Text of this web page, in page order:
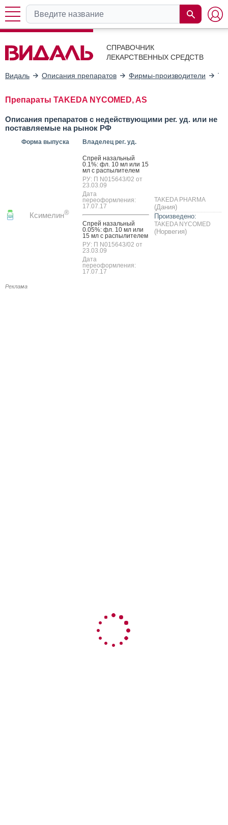
СПРАВОЧНИК
ЛЕКАРСТВЕННЫХ СРЕДСТВ
Видаль Описания препаратов Фирмы-производители
Препараты TAKEDA NYCOMED, AS
Описания препаратов с недействующими рег. уд. или не
поставляемые на рынок РФ
Форма выпуска Владелец рег. уд.
Ксимелин®
Спрей на­заль­ный
0.1%: фл. 10 мл или 15
мл с рас­пы­лите­лем
РУ: П N015643/02 от
23.03.09
Дата
переоформления:
17.07.17
Спрей на­заль­ный
0.05%: фл. 10 мл или
15 мл с рас­пы­лите­лем
РУ: П N015643/02 от
23.03.09
Дата
переоформления:
17.07.17
TAKEDA PHARMA
(Дания)
Произведено:
TAKEDA NYCOMED
(Норвегия)
Реклама